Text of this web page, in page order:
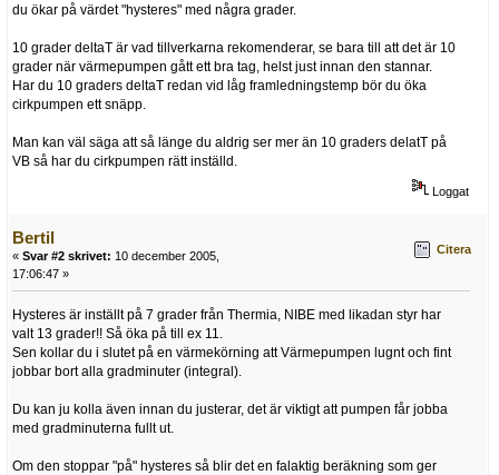
du ökar på värdet "hysteres" med några grader.
10 grader deltaT är vad tillverkarna rekomenderar, se bara till att det är 10
grader när värmepumpen gått ett bra tag, helst just innan den stannar.
Har du 10 graders deltaT redan vid låg framledningstemp bör du öka
cirkpumpen ett snäpp.
Man kan väl säga att så länge du aldrig ser mer än 10 graders delatT på
VB så har du cirkpumpen rätt inställd.
Loggat
Bertil
« Svar #2 skrivet: 10 december 2005,
17:06:47 »
Citera
Hysteres är inställt på 7 grader från Thermia, NIBE med likadan styr har
valt 13 grader!! Så öka på till ex 11.
Sen kollar du i slutet på en värmekörning att Värmepumpen lugnt och fint
jobbar bort alla gradminuter (integral).
Du kan ju kolla även innan du justerar, det är viktigt att pumpen får jobba
med gradminuterna fullt ut.
Om den stoppar "på" hysteres så blir det en falaktig beräkning som ger